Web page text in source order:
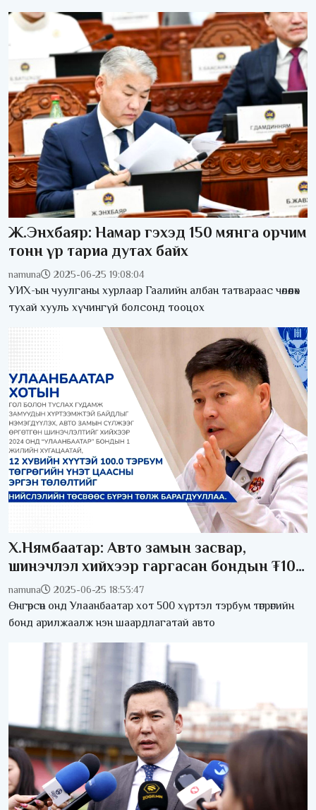
Ж.Энхбаяр: Намар гэхэд 150 мянга орчим
тонн үр тариа дутах байх
namuna 2025-06-25 19:08:04
УИХ-ын чуулганы хурлаар Гаалийн албан татвараас чөлөөлөх
тухай хууль хүчингүй болсонд тооцох
Х.Нямбаатар: Авто замын засвар,
шинэчлэл хийхээр гаргасан бондын ₮100
тэрбумыг нийслэлийн төсвөөс бүрэн төллөө
namuna 2025-06-25 18:53:47
Өнгөрсөн онд Улаанбаатар хот 500 хүртэл тэрбум төгрөгийн
бонд арилжаалж нэн шаардлагатай авто